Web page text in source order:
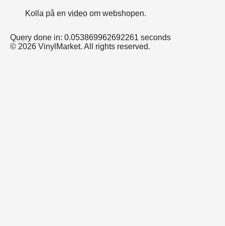
Kolla på en video om webshopen.
Query done in: 0.053869962692261 seconds
© 2026 VinylMarket. All rights reserved.